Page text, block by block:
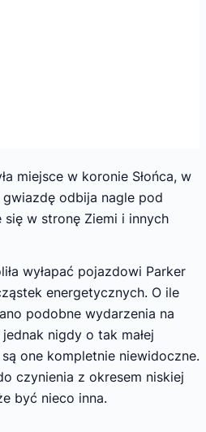
miejsce w koronie Słońca, w
odbija nagle pod
w stronę Ziemi i innych
wyłapać pojazdowi Parker
energetycznych. O ile
podobne wydarzenia na
nigdy o tak małej
one kompletnie niewidoczne.
czynienia z okresem niskiej
być nieco inna.